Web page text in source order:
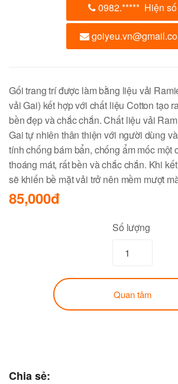
0982.***** Hiện số
Gối trang trí được làm bằng liệu vải
vải Gai) kết hợp với chất liệu Cotton tạo
bền đẹp và chắc chắn. Chất liệu vải
Gai tự nhiên thân thiện với người dùng
tính chống bám bẩn, chống ẩm mốc một
thoáng mát, rất bền và chắc chắn. Khi
sẽ khiến bề mặt vải trở nên mềm mượt
85,000đ
Số lượng
Quan tâm
Chia sẻ: